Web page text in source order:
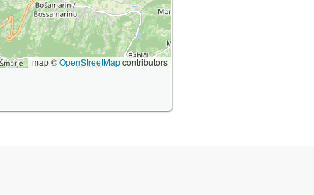
map ©OpenStreetMapcontributors